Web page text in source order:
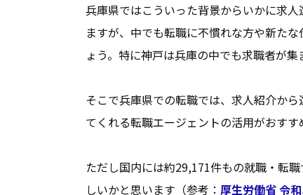
兵庫県ではこういった背景からいかに求
ますが、中でも転職に不慣れな方や新た
ょう。特に神戸は兵庫の中でも求職者が集
そこで兵庫県での転職では、求人紹介か
てくれる転職エージェントの活用がおすす
ただし国内には約29,171件もの就職・転
しいかと思います（参考： 厚生労働省 令